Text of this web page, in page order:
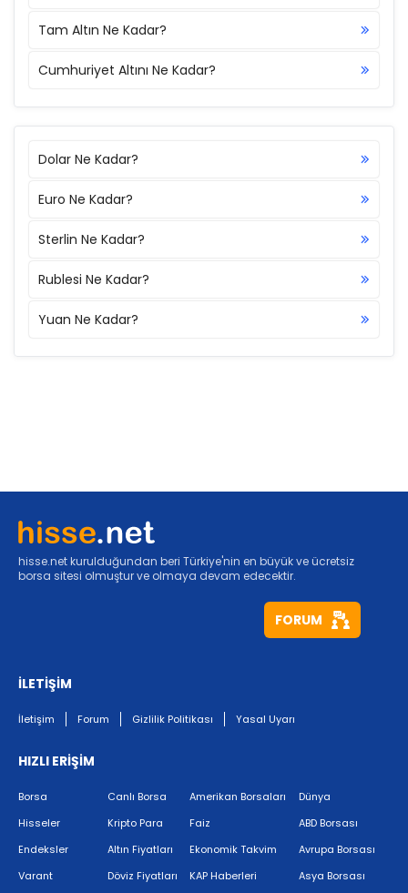
Tam Altın Ne Kadar?
Cumhuriyet Altını Ne Kadar?
Dolar Ne Kadar?
Euro Ne Kadar?
Sterlin Ne Kadar?
Rublesi Ne Kadar?
Yuan Ne Kadar?
hisse.net kurulduğundan beri Türkiye'nin en büyük ve ücretsiz
borsa sitesi olmuştur ve olmaya devam edecektir.
FORUM
İLETİŞİM
İletişim Forum Gizlilik Politikası Yasal Uyarı
HIZLI ERİŞİM
Borsa
Hisseler
Endeksler
Varant
Canlı Borsa
Kripto Para
Altın Fiyatları
Döviz Fiyatları
Amerikan Borsaları
Faiz
Ekonomik Takvim
KAP Haberleri
Dünya
ABD Borsası
Avrupa Borsası
Asya Borsası